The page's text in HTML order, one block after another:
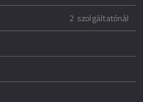
2 szolgáltatónál